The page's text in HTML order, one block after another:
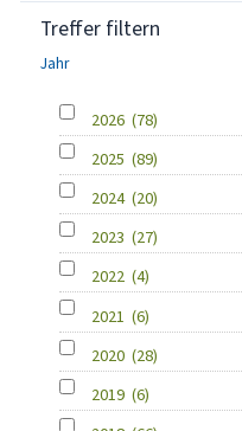
Treffer filtern
Jahr
2026 (78)
2025 (89)
2024 (20)
2023 (27)
2022 (4)
2021 (6)
2020 (28)
2019 (6)